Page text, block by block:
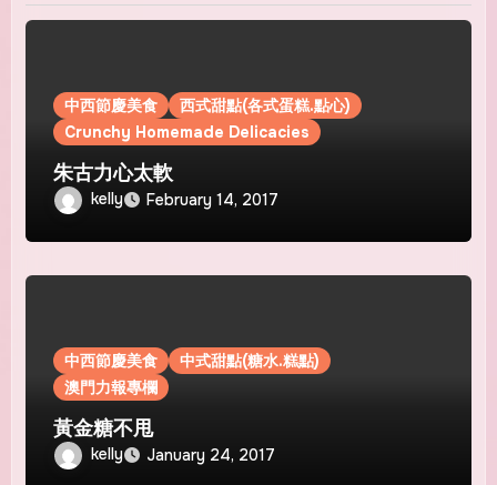
中西節慶美食
西式甜點(各式蛋糕.點心)
Crunchy Homemade Delicacies
朱古力心太軟
kelly February 14, 2017
中西節慶美食
中式甜點(糖水.糕點)
澳門力報專欄
黃金糖不甩
kelly January 24, 2017